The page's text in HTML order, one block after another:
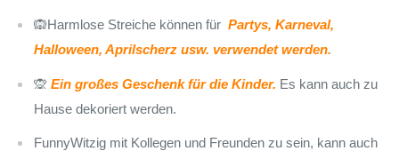
🙉Harmlose Streiche können für Partys, Karneval,
Halloween, Aprilscherz usw. verwendet werden.
🙊 Ein großes Geschenk für die Kinder. Es kann auch zu
Hause dekoriert werden.
FunnyWitzig mit Kollegen und Freunden zu sein, kann auch